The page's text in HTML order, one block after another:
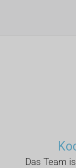
Das Team